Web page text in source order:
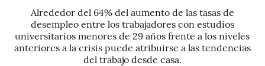
Alrededor del 64% del aumento de las tasas de
desempleo entre los trabajadores con estudios
universitarios menores de 29 años frente a los niveles
anteriores a la crisis puede atribuirse a las tendencias
del trabajo desde casa.